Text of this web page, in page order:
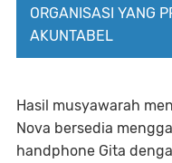
ORGANISASI YANG
AKUNTABEL
Hasil musyawarah
Nova bersedia
handphone Gita